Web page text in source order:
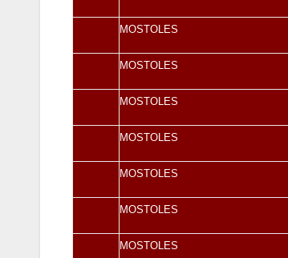
MOSTOLES
MOSTOLES
MOSTOLES
MOSTOLES
MOSTOLES
MOSTOLES
MOSTOLES